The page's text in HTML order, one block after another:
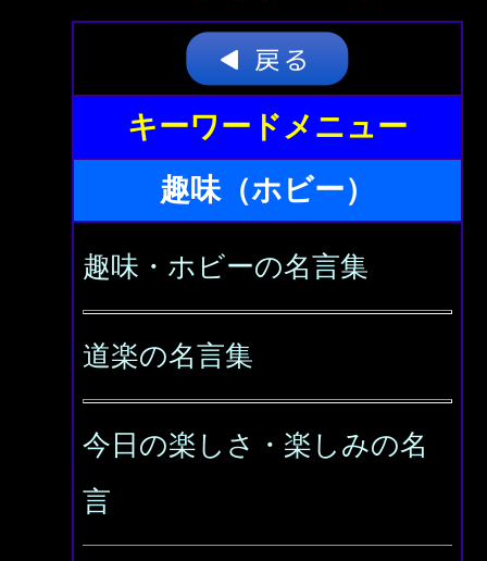
キーワードメニュー
趣味（ホビー）
趣味・ホビーの名言集
道楽の名言集
今日の楽しさ・楽しみの名
言